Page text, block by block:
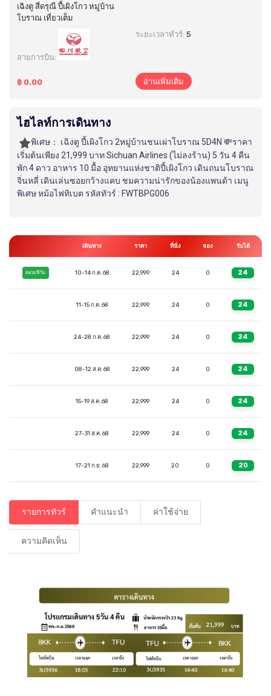
เฉิงตู สี่ดรุณี ปี้เผิงโกว หมู่บ้าน
โบราณ เที่ยวเต็ม
สายการบิน:
ระยะเวลาทัวร์: 5
฿ 0.00 อ่านเพิ่มเติม
ไฮไลท์การเดินทาง
พิเศษ：
เฉิงตู ปี้เผิงโกว 2หมู่บ้านชนเผ่าโบราณ 5D4N 💸ราคา
เริ่มต้นเพียง 21,999 บาท Sichuan Airlines (ไม่ลงร้าน) 5 วัน 4 คืน
พัก 4 ดาว อาหาร 10 มื้อ อุทยานแห่งชาติปี้เผิงโกว เดินถนนโบราณ
จิ่นหลี่ เดินเล่นซอยกว้างแคบ ชมความน่ารักของน้องแพนด้า เมนู
พิเศษ หม้อไฟทิเบต รหัสทัวร์ : FWTBPG006
เดินทาง ราคา ที่นั่ง จอง รับได้
คอนเฟิร์ม 10-14 ก.ค. 68 22,999 24 0 24
11-15 ก.ค. 68 22,999 24 0 24
24-28 ก.ค. 68 22,999 24 0 24
08-12 ส.ค. 68 22,999 24 0 24
15-19 ส.ค. 68 22,999 24 0 24
27-31 ส.ค. 68 22,999 24 0 24
17-21 ก.ย. 68 22,999 20 0 20
รายการทัวร์ คำแนะนำ ค่าใช้จ่าย
ความคิดเห็น